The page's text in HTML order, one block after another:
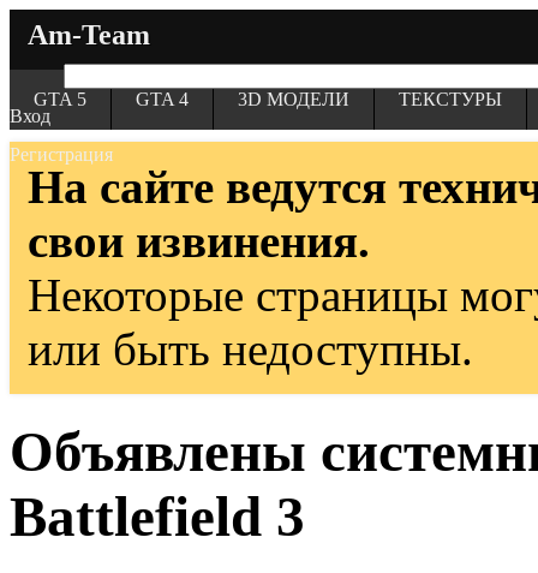
Am-Team
Вход
Регистрация
GTA 5 GTA 4 3D МОДЕЛИ ТЕКСТУРЫ
На сайте ведутся
свои извинения.
Некоторые страницы
или быть недоступны.
Объявлены
Battlefield 3